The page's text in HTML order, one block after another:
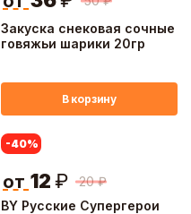
Закуска снековая сочные
говяжьи шарики 20гр
В корзину
BY Русские Супергерои
-40%
20 ₽
от 12 ₽